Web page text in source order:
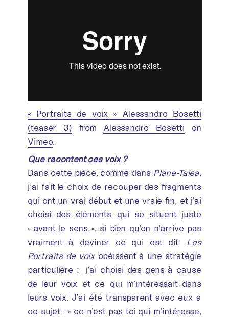
« Portraits de voix » Alessandro Bosetti
(teaser 3) from Alessandro Bosetti on
Vimeo.
Que racontent ces voix ?
Dans cette pièce, comme dans Plane-Talea,
j’ai fait le choix de recouper des fragments
qui ont un vrai début et une vraie fin, et j’ai
choisi des éléments qui se situent juste
« avant le sens », si bien qu’on n’arrive pas
vraiment à deviner ce qui est dit. Les
Portraits de voixobéissent à une stratégie
particulière : j’ai choisi des gens à cause
de leur voix et ce qui m’intéressait dans
leurs voix. J’ai été transparent avec eux à
ce sujet : « ce n’est pas toi qui m’intéresse,